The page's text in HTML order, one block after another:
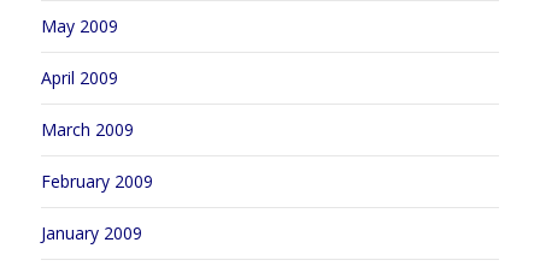
May 2009
April 2009
March 2009
February 2009
January 2009